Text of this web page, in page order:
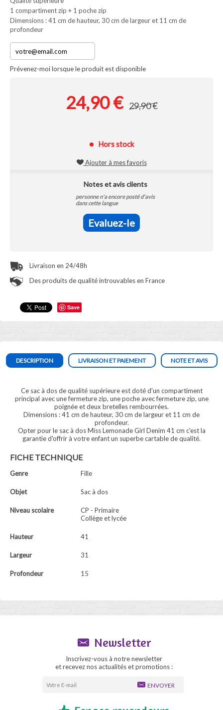
Save
1 compartiment zip + 1 poche zip
Dimensions : 41 cm de hauteur, 30 cm de largeur et 11 cm de
profondeur
Prévenez-moi lorsque le produit est disponible
24,90 € 29,90 €
Hors stock
Ajouter à mes favoris
Notes et avis clients
personne n'a encore posté d'avis
dans cette langue
Evaluez-le
Livraison en 24/48h
Des produits de qualité introuvables en France
DESCRIPTION LIVRAISON ET PAIEMENT NOTE ET AVIS
Ce sac à dos de qualité supérieure est doté d'un compartiment
principal avec une fermeture zip, une poche avec fermeture zip, une
poignée et deux bretelles rembourrées.
Dimensions : 41 cm de hauteur, 30 cm de largeur et 11 cm de
profondeur.
Opter pour le sac à dos Miss Lemonade Girl Denim 41 cm c'est la
garantie d'offrir à votre enfant un superbe cartable de qualité.
FICHE TECHNIQUE
Genre Fille
Objet Sac à dos
Niveau scolaire
CP - Primaire
Collège et lycée
Hauteur 41
Largeur 31
Profondeur 15
Newsletter
Inscrivez-vous à notre newsletter
et recevez nos actualités et promotions :
ENVOYER